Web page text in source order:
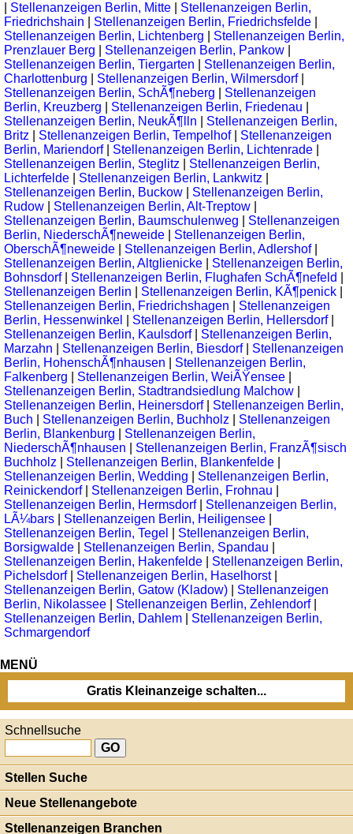
Stellenanzeigen Berlin, Mitte
Stellenanzeigen Berlin,
Friedrichshain
Stellenanzeigen Berlin, Friedrichsfelde
Stellenanzeigen Berlin, Lichtenberg
Stellenanzeigen Berlin,
Prenzlauer Berg
Stellenanzeigen Berlin, Pankow
Stellenanzeigen Berlin, Tiergarten
Stellenanzeigen Berlin,
Charlottenburg
Stellenanzeigen Berlin, Wilmersdorf|
Stellenanzeigen Berlin, SchÃ¶neberg
Stellenanzeigen
Berlin, Kreuzberg
Stellenanzeigen Berlin, Friedenau
Stellenanzeigen Berlin, NeukÃ¶lln
Stellenanzeigen Berlin,
Britz
Stellenanzeigen Berlin, Tempelhof| Stellenanzeigen
Berlin, Mariendorf| Stellenanzeigen Berlin, Lichtenrade
Stellenanzeigen Berlin, Steglitz
Stellenanzeigen Berlin,
Lichterfelde
Stellenanzeigen Berlin, Lankwitz
Stellenanzeigen Berlin, Buckow
Stellenanzeigen Berlin,
Rudow
Stellenanzeigen Berlin, Alt-Treptow
Stellenanzeigen Berlin, Baumschulenweg
Stellenanzeigen
Berlin, NiederschÃ¶neweide
Stellenanzeigen Berlin,
OberschÃ¶neweide
Stellenanzeigen Berlin, Adlershof|
Stellenanzeigen Berlin, Altglienicke
Stellenanzeigen Berlin,
Bohnsdorf| Stellenanzeigen Berlin, Flughafen SchÃ¶nefeld
Stellenanzeigen Berlin
Stellenanzeigen Berlin, KÃ¶penick
Stellenanzeigen Berlin, Friedrichshagen
Stellenanzeigen
Berlin, Hessenwinkel
Stellenanzeigen Berlin, Hellersdorf|
Stellenanzeigen Berlin, Kaulsdorf| Stellenanzeigen Berlin,
Marzahn
Stellenanzeigen Berlin, Biesdorf| Stellenanzeigen
Berlin, HohenschÃ¶nhausen
Stellenanzeigen Berlin,
Falkenberg
Stellenanzeigen Berlin, WeiÃŸensee
Stellenanzeigen Berlin, Stadtrandsiedlung Malchow
Stellenanzeigen Berlin, Heinersdorf| Stellenanzeigen Berlin,
Buch
Stellenanzeigen Berlin, Buchholz
Stellenanzeigen
Berlin, Blankenburg
Stellenanzeigen Berlin,
NiederschÃ¶nhausen
Stellenanzeigen Berlin, FranzÃ¶sisch
Buchholz
Stellenanzeigen Berlin, Blankenfelde
Stellenanzeigen Berlin, Wedding
Stellenanzeigen Berlin,
Reinickendorf| Stellenanzeigen Berlin, Frohnau
Stellenanzeigen Berlin, Hermsdorf| Stellenanzeigen Berlin,
LÃ¼bars
Stellenanzeigen Berlin, Heiligensee
Stellenanzeigen Berlin, Tegel
Stellenanzeigen Berlin,
Borsigwalde
Stellenanzeigen Berlin, Spandau
Stellenanzeigen Berlin, Hakenfelde
Stellenanzeigen Berlin,
Pichelsdorf| Stellenanzeigen Berlin, Haselhorst|
Stellenanzeigen Berlin, Gatow (Kladow)
Stellenanzeigen
Berlin, Nikolassee
Stellenanzeigen Berlin, Zehlendorf|
Stellenanzeigen Berlin, Dahlem
Stellenanzeigen Berlin,
Schmargendorf
MENÜ
Gratis Kleinanzeige schalten...
Schnellsuche
Stellen Suche
Neue Stellenangebote
Stellenanzeigen Branchen